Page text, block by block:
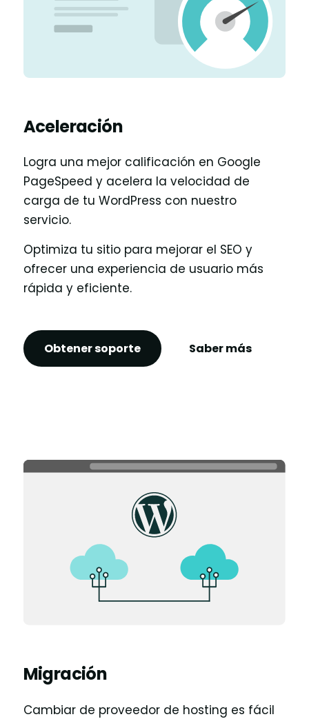
Aceleración
Logra una mejor calificación en Google
PageSpeed y acelera la velocidad de
carga de tu WordPress con nuestro
servicio.
Optimiza tu sitio para mejorar el SEO y
ofrecer una experiencia de usuario más
rápida y eficiente.
Obtener soporte Saber más
Migración
Cambiar de proveedor de hosting es fácil